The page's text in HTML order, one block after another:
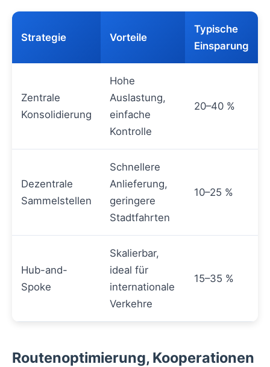
Strategie Vorteile
Typische
Einsparung
Zentrale
Konsolidierung
Hohe
Auslastung,
einfache
Kontrolle
20–40 %
Dezentrale
Sammelstellen
Schnellere
Anlieferung,
geringere
Stadtfahrten
10–25 %
Hub-and-
Spoke
Skalierbar,
ideal für
internationale
Verkehre
15–35 %
Routenoptimierung, Kooperationen